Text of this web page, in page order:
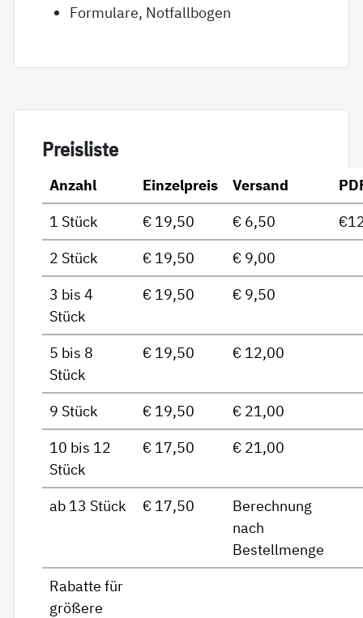
Formulare, Notfallbogen
Preis­lis­te
Anzahl Einzelpreis Versand
1 Stück
€ 19,50 € 6,50
2 Stück
€ 19,50
€ 9,00
3 bis 4
Stück
€ 19,50 € 9,50
5 bis 8
Stück
€ 19,50 € 12,00
9 Stück € 19,50
€ 21,00
10 bis 12
Stück
€ 17,50 € 21,00
ab 13 Stück € 17,50
Berechnung
nach
Bestellmenge
Rabatte für
größere